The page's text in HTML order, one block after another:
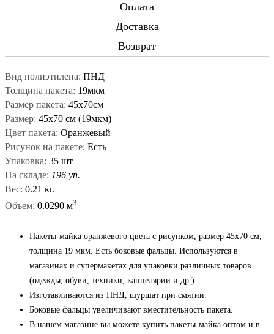
Оплата
Доставка
Возврат
Вид полиэтилена: ПНД
Толщина пакета: 19мкм
Размер пакета: 45x70см
Размер: 45x70 см (19мкм)
Цвет пакета: Оранжевый
Рисунок на пакете: Есть
Упаковка: 35 шт
На складе: 196 уп.
Вес: 0.21 кг.
Объем: 0.0290 м3
Пакеты-майка оранжевого цвета с рисунком, размер 45x70 см,
толщина 19 мкм. Есть боковые фальцы. Используются в
магазинах и супермакетах для упаковки различных товаров
(одежды, обуви, техники, канцелярии и др.).
Изготавливаются из ПНД, шуршат при смятии.
Боковые фальцы увеличивают вместительность пакета.
В нашем магазине вы можете купить пакеты-майка оптом и в